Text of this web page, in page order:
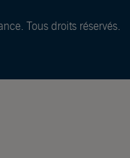
Tous droits réservés.